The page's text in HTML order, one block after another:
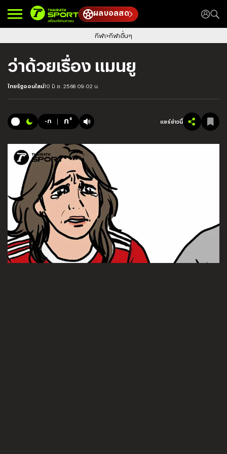
ผลบอลสด
กีฬา กีฬาอื่นๆ
ว่าด้วยเรื่อง แมนยู
ไทยรัฐออนไลน์10 มิ.ย. 2568 09:02 น.
-ก ก+ แชร์ข่าวนี้